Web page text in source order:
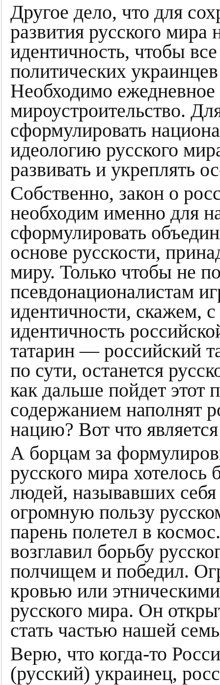
Другое дело, что для
развития русского
идентичность, чтобы
политических
Необходимо ежедневное
мироустроительство.
сформулировать
идеологию русского
развивать и укреплять
Собственно, закон о
необходим именно для
сформулировать
основе русскости,
миру. Только чтобы не
псевдонационалистам
идентичности, скажем,
идентичность
татарин — российский
по сути, останется
как дальше пойдет этот
содержанием наполнят
нацию? Вот что
А борцам за
русского мира хотелось
людей, называвших
огромную пользу
парень полетел в
возглавил борьбу
полчищем и победил.
кровью или
русского мира. Он
стать частью нашей
Верю, что когда-то
(русский) украинец,